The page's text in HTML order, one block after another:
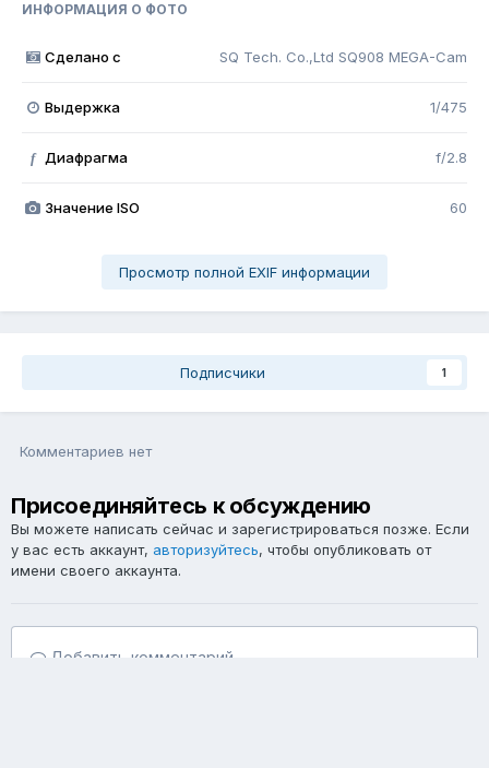
ИНФОРМАЦИЯ О ФОТО
Сделано с SQ Tech. Co.,Ltd SQ908 MEGA-Cam
Выдержка 1/475
f Диафрагма f/2.8
Значение ISO 60
Просмотр полной EXIF информации
Подписчики 1
Комментариев нет
Присоединяйтесь к обсуждению
Вы можете написать сейчас и зарегистрироваться позже. Если
у вас есть аккаунт, авторизуйтесь, чтобы опубликовать от
имени своего аккаунта.
Добавить комментарий...